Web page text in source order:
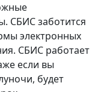
СБИС заботится
электронных
СБИС работает
если вы
будет